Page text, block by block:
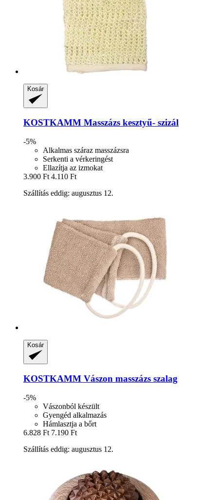
Kosár
KOSTKAMM Masszázs kesztyű-​ szizál
-5%
Alkalmas száraz masszázsra
Serkenti a vérkeringést
Ellazítja az izmokat
3.900 Ft 4.110 Ft
Szállítás eddig: augusztus 12.
Kosár
KOSTKAMM Vászon masszázs szalag
-5%
Vászonból készült
Gyengéd alkalmazás
Hámlasztja a bőrt
6.828 Ft 7.190 Ft
Szállítás eddig: augusztus 12.